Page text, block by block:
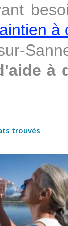
à
trouvés